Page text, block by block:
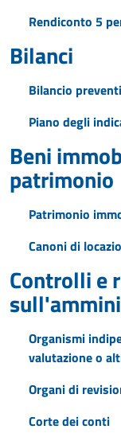
Rendiconto 5
Bilanci
Bilancio
Piano degli
Beni
patrimonio
Patrimonio
Canoni di
Controlli e
Organismi
valutazione o
Organi di
Corte dei conti